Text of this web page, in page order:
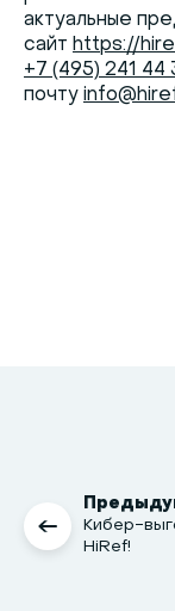
актуальные
сайт https://
+7 (495) 241 44
почту
Кибер-
HiRef!